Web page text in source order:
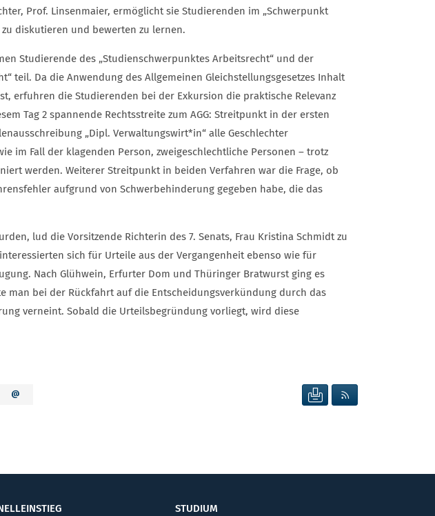
Prof. Linsenmaier, ermöglicht sie Studierenden im „Schwerpunkt
diskutieren und bewerten zu lernen.
Studierende des „Studienschwerpunktes Arbeitsrecht“ und der
teil. Da die Anwendung des Allgemeinen Gleichstellungsgesetzes Inhalt
erfuhren die Studierenden bei der Exkursion die praktische Relevanz
Tag 2 spannende Rechtsstreite zum AGG: Streitpunkt in der ersten
„Dipl. Verwaltungswirt*in“ alle Geschlechter
im Fall der klagenden Person, zweigeschlechtliche Personen – trotz
werden. Weiterer Streitpunkt in beiden Verfahren war die Frage, ob
aufgrund von Schwerbehinderung gegeben habe, die das
lud die Vorsitzende Richterin des 7. Senats, Frau Kristina Schmidt zu
sich für Urteile aus der Vergangenheit ebenso wie für
Nach Glühwein, Erfurter Dom und Thüringer Bratwurst ging es
man bei der Rückfahrt auf die Entscheidungsverkündung durch das
verneint. Sobald die Urteilsbegründung vorliegt, wird diese
SEITE DRUCKEN
STUDIUM